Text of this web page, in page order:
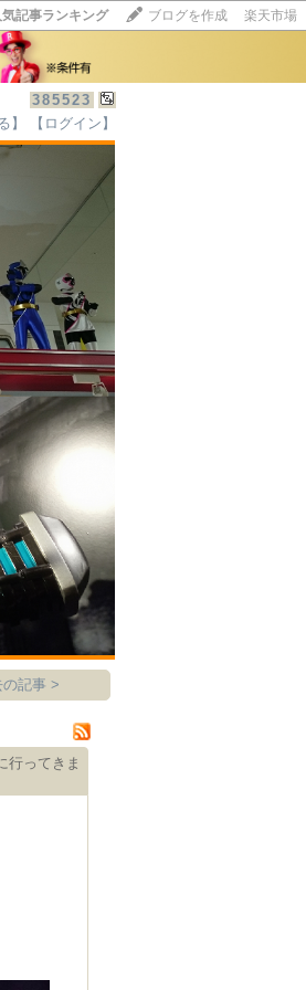
気記事ランキング ブログを作成 楽天市場
385523
】
【ログイン】
の記事 >
行ってきま